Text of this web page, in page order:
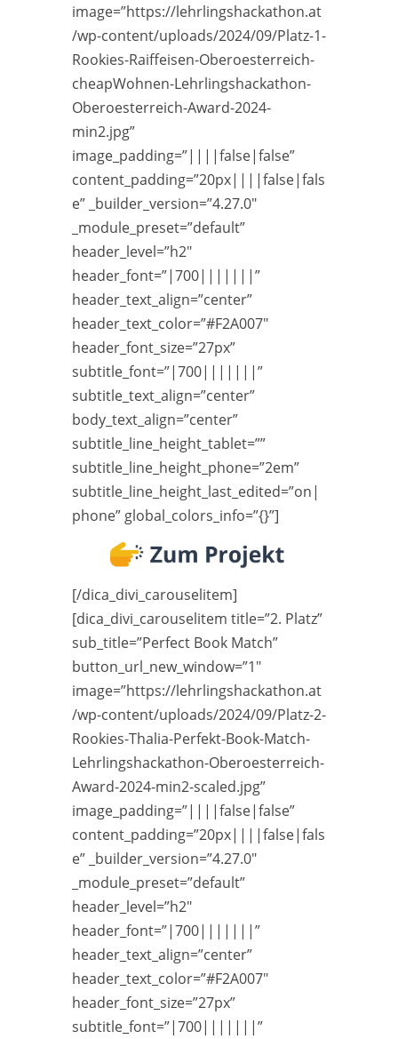
image=”https://lehrlingshackathon.at
/wp-content/uploads/2024/09/Platz-1-
Rookies-Raiffeisen-Oberoesterreich-
cheapWohnen-Lehrlingshackathon-
Oberoesterreich-Award-2024-
min2.jpg”
image_padding=”||||false|false”
content_padding=”20px||||false|fals
e” _builder_version=”4.27.0″
_module_preset=”default”
header_level=”h2″
header_font=”|700|||||||”
header_text_align=”center”
header_text_color=”#F2A007″
header_font_size=”27px”
subtitle_font=”|700|||||||”
subtitle_text_align=”center”
body_text_align=”center”
subtitle_line_height_tablet=””
subtitle_line_height_phone=”2em”
subtitle_line_height_last_edited=”on|
phone” global_colors_info=”{}”]
[/dica_divi_carouselitem]
[dica_divi_carouselitem title=”2. Platz”
sub_title=”Perfect Book Match”
button_url_new_window=”1″
image=”https://lehrlingshackathon.at
/wp-content/uploads/2024/09/Platz-2-
Rookies-Thalia-Perfekt-Book-Match-
Lehrlingshackathon-Oberoesterreich-
Award-2024-min2-scaled.jpg”
image_padding=”||||false|false”
content_padding=”20px||||false|fals
e” _builder_version=”4.27.0″
_module_preset=”default”
header_level=”h2″
header_font=”|700|||||||”
header_text_align=”center”
header_text_color=”#F2A007″
header_font_size=”27px”
subtitle_font=”|700|||||||”